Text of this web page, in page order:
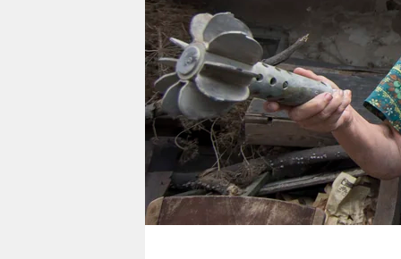
verlag
veranstaltungen
shop
fragen & hilfe
unterstützen
abo
genossenschaft